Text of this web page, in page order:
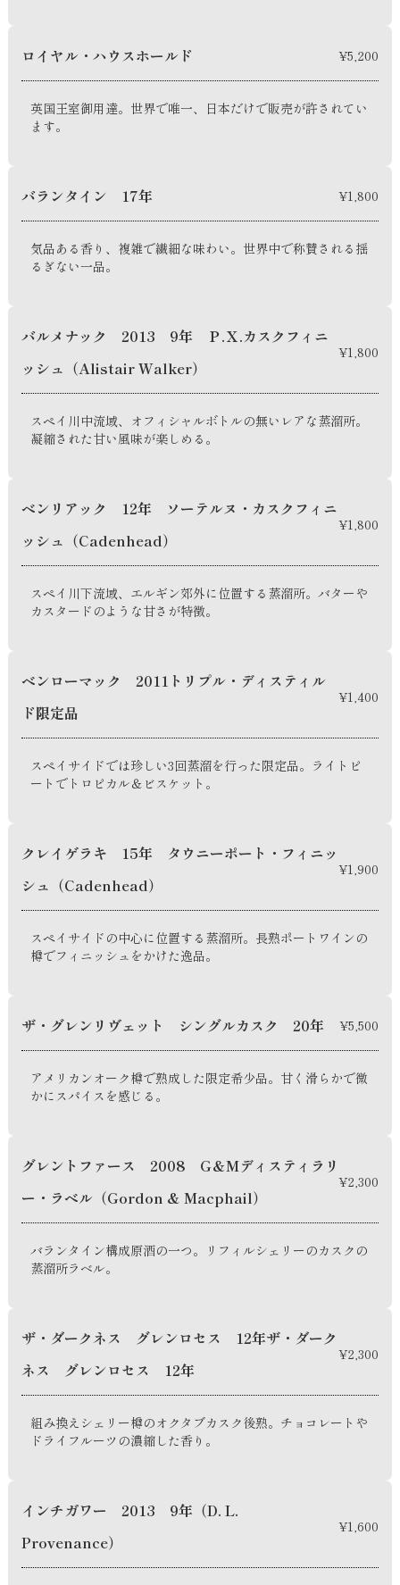
ロイヤル・ハウスホールド ¥5,200
英国王室御用達。世界で唯一、日本だけで販売が許されてい
ます。
バランタイン 17年 ¥1,800
気品ある香り、複雑で繊細な味わい。世界中で称賛される揺
るぎない一品。
バルメナック 2013 9年 Ｐ.Ｘ.カスクフィニ
ッシュ（Alistair Walker）
¥1,800
スペイ川中流域、オフィシャルボトルの無いレアな蒸溜所。
凝縮された甘い風味が楽しめる。
ベンリアック 12年 ソーテルヌ・カスクフィニ
ッシュ（Cadenhead）
¥1,800
スペイ川下流域、エルギン郊外に位置する蒸溜所。バターや
カスタードのような甘さが特徴。
ベンローマック 2011トリプル・ディスティル
ド限定品
¥1,400
スペイサイドでは珍しい3回蒸溜を行った限定品。ライトピ
ートでトロピカル＆ビスケット。
クレイゲラキ 15年 タウニーポート・フィニッ
シュ（Cadenhead）
¥1,900
スペイサイドの中心に位置する蒸溜所。長熟ポートワインの
樽でフィニッシュをかけた逸品。
ザ・グレンリヴェット シングルカスク 20年 ¥5,500
アメリカンオーク樽で熟成した限定希少品。甘く滑らかで微
かにスパイスを感じる。
グレントファース 2008 G＆Mディスティラリ
ー・ラベル（Gordon & Macphail）
¥2,300
バランタイン構成原酒の一つ。リフィルシェリーのカスクの
蒸溜所ラベル。
ザ・ダークネス グレンロセス 12年ザ・ダーク
ネス グレンロセス 12年
¥2,300
組み換えシェリー樽のオクタブカスク後熟。チョコレートや
ドライフルーツの濃縮した香り。
インチガワー 2013 9年（D. L.
Provenance）
¥1,600